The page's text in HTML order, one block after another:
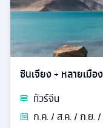
ซินเจียง + หลายเมือง
ทัวร์จีน
ก.ค. / ส.ค. / ก.ย.